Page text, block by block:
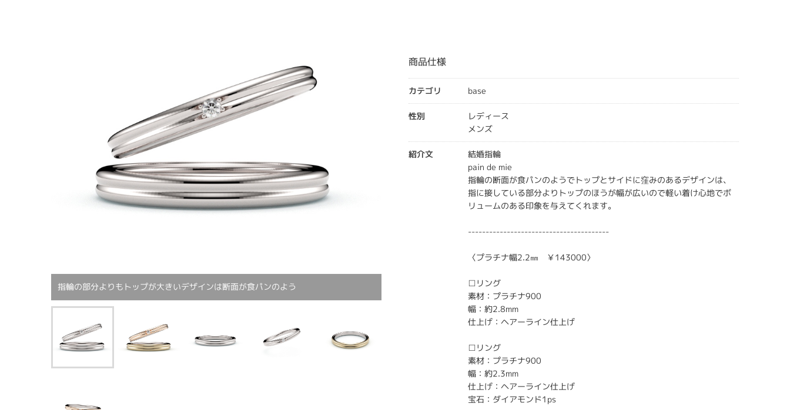
指輪の部分よりもトップが大きいデザインは断面が食パンのよう
商品仕様
カテゴリ base
性別
レディース
メンズ
紹介文
結婚指輪
pain de mie
指輪の断面が食パンのようでトップとサイドに窪みのあるデザインは、
指に接している部分よりトップのほうが幅が広いので軽い着け心地でボ
リュームのある印象を与えてくれます。
----------------------------------------
〈プラチナ幅2.2㎜ ￥143000〉
□リング
素材：プラチナ900
幅：約2.8mm
仕上げ：ヘアーライン仕上げ
□リング
素材：プラチナ900
幅：約2.3mm
仕上げ：ヘアーライン仕上げ
宝石：ダイアモンド1ps